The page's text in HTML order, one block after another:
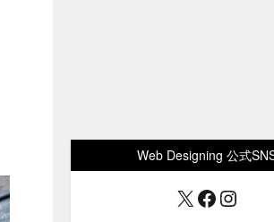
Web Designing 公式
X Facebook